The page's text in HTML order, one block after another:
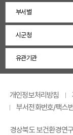
부서별
시군청
유관기관
개인정보처리방침
부서전화번호/팩스
경상북도 보건환경연